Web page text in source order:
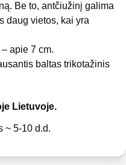
Be to, antčiužinį galima
daug vietos, kai yra
apie 7 cm.
baltas trikotažinis
Lietuvoje.
~ 5-10 d.d.